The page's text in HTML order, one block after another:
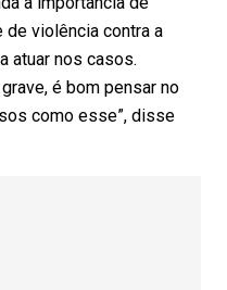
violência contra a
atuar nos casos.
é bom pensar no
como esse”, disse